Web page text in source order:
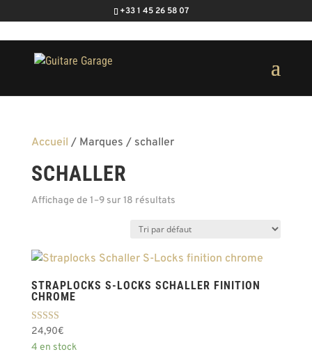
+33 1 45 26 58 07
Accueil / Marques / schaller
SCHALLER
Affichage de 1–9 sur 18 résultats
STRAPLOCKS S-LOCKS SCHALLER FINITION
CHROME
Note
5.00
sur 5
24,90€
4 en stock